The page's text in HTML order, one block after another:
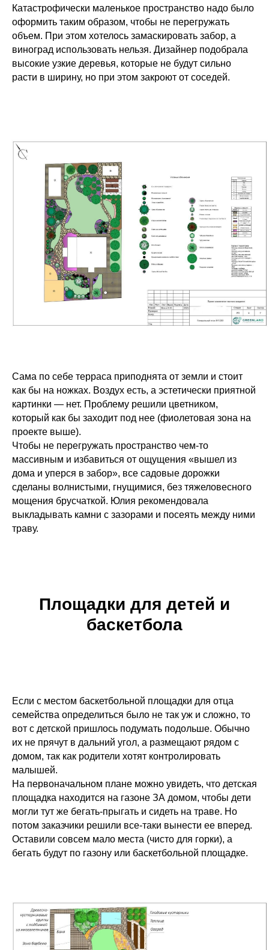
Катастрофически маленькое пространство надо было
оформить таким образом, чтобы не перегружать
объем. При этом хотелось замаскировать забор, а
виноград использовать нельзя. Дизайнер подобрала
высокие узкие деревья, которые не будут сильно
расти в ширину, но при этом закроют от соседей.
Сама по себе терраса приподнята от земли и стоит
как бы на ножках. Воздух есть, а эстетически приятной
картинки — нет. Проблему решили цветником,
который как бы заходит под нее (фиолетовая зона на
проекте выше).
Чтобы не перегружать пространство чем-то
массивным и избавиться от ощущения «вышел из
дома и уперся в забор», все садовые дорожки
сделаны волнистыми, гнущимися, без тяжеловесного
мощения брусчаткой. Юлия рекомендовала
выкладывать камни с зазорами и посеять между ними
траву.
Площадки для детей и
баскетбола
Если с местом баскетбольной площадки для отца
семейства определиться было не так уж и сложно, то
вот с детской пришлось подумать подольше. Обычно
их не прячут в дальний угол, а размещают рядом с
домом, так как родители хотят контролировать
малышей.
На первоначальном плане можно увидеть, что детская
площадка находится на газоне ЗА домом, чтобы дети
могли тут же бегать-прыгать и сидеть на траве. Но
потом заказчики решили все-таки вынести ее вперед.
Оставили совсем мало места (чисто для горки), а
бегать будут по газону или баскетбольной площадке.